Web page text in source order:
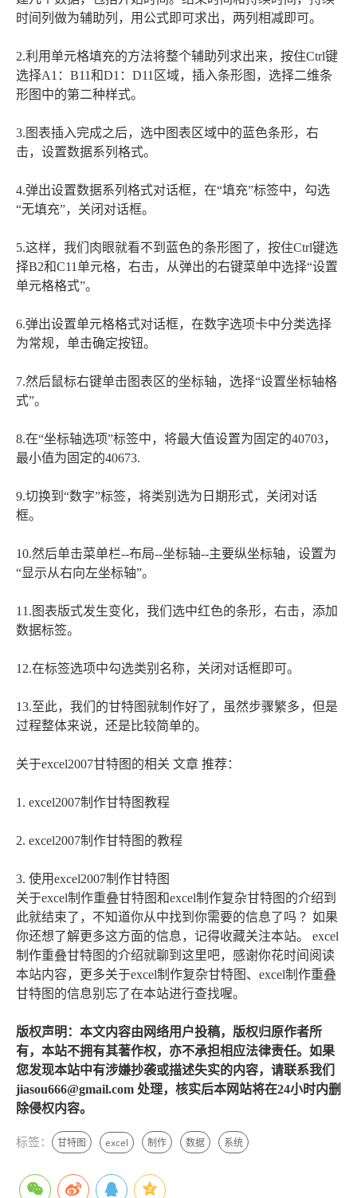
时间列做为辅助列，用公式即可求出，两列相减即可。
2.利用单元格填充的方法将整个辅助列求出来，按住Ctrl键
选择A1：B11和D1：D11区域，插入条形图，选择二维条
形图中的第二种样式。
3.图表插入完成之后，选中图表区域中的蓝色条形，右
击，设置数据系列格式。
4.弹出设置数据系列格式对话框，在“填充”标签中，勾选
“无填充”，关闭对话框。
5.这样，我们肉眼就看不到蓝色的条形图了，按住Ctrl键选
择B2和C11单元格，右击，从弹出的右键菜单中选择“设置
单元格格式”。
6.弹出设置单元格格式对话框，在数字选项卡中分类选择
为常规，单击确定按钮。
7.然后鼠标右键单击图表区的坐标轴，选择“设置坐标轴格
式”。
8.在“坐标轴选项”标签中，将最大值设置为固定的40703，
最小值为固定的40673.
9.切换到“数字”标签，将类别选为日期形式，关闭对话
框。
10.然后单击菜单栏--布局--坐标轴--主要纵坐标轴，设置为
“显示从右向左坐标轴”。
11.图表版式发生变化，我们选中红色的条形，右击，添加
数据标签。
12.在标签选项中勾选类别名称，关闭对话框即可。
13.至此，我们的甘特图就制作好了，虽然步骤繁多，但是
过程整体来说，还是比较简单的。
关于excel2007甘特图的相关 文章 推荐：
1. excel2007制作甘特图教程
2. excel2007制作甘特图的教程
3. 使用excel2007制作甘特图
关于excel制作重叠甘特图和excel制作复杂甘特图的介绍到
此就结束了，不知道你从中找到你需要的信息了吗 ？如果
你还想了解更多这方面的信息，记得收藏关注本站。 excel
制作重叠甘特图的介绍就聊到这里吧，感谢你花时间阅读
本站内容，更多关于excel制作复杂甘特图、excel制作重叠
甘特图的信息别忘了在本站进行查找喔。
版权声明：本文内容由网络用户投稿，版权归原作者所
有，本站不拥有其著作权，亦不承担相应法律责任。如果
您发现本站中有涉嫌抄袭或描述失实的内容，请联系我们
jiasou666@gmail.com 处理，核实后本网站将在24小时内删
除侵权内容。
标签： 甘特图 excel 制作 数据 系统